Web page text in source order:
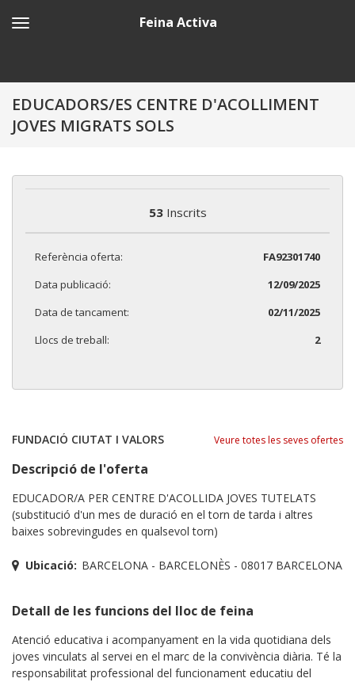
Feina Activa
EDUCADORS/ES CENTRE D'ACOLLIMENT
JOVES MIGRATS SOLS
53Inscrits
Referència oferta:
FA92301740
Data publicació:
12/09/2025
Data de tancament:
02/11/2025
Llocs de treball:
2
FUNDACIÓ CIUTAT I VALORS Veure totes les seves ofertes
Descripció de l'oferta
EDUCADOR/A PER CENTRE D'ACOLLIDA JOVES TUTELATS
(substitució d'un mes de duració en el torn de tarda i altres
baixes sobrevingudes en qualsevol torn)
Ubicació: BARCELONA - BARCELONÈS - 08017 BARCELONA
Detall de les funcions del lloc de feina
Atenció educativa i acompanyament en la vida quotidiana dels
joves vinculats al servei en el marc de la convivència diària. Té la
responsabilitat professional del funcionament educatiu del